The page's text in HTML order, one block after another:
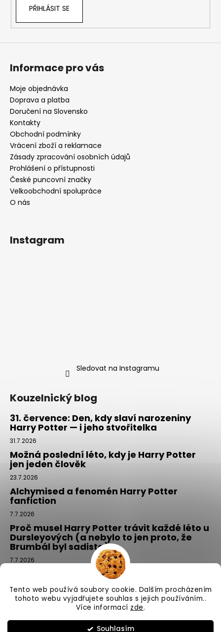
Tento web používá soubory cookie. Dalším procházením
tohoto webu vyjadřujete souhlas s jejich používáním..
Více informací zde.
Souhlasím
PŘIHLÁSIT SE
Informace pro vás
Moje objednávka
Doprava a platba
Doručení na Slovensko
Kontakty
Obchodní podmínky
Vrácení zboží a reklamace
Zásady zpracování osobních údajů
Prohlášení o přístupnosti
České puncovní značky
Velkoobchodní spolupráce
O nás
Instagram
Sledovat na Instagramu
Kouzelnický blog
31. července: Den, kdy slaví narozeniny
Harry Potter — i jeho stvořitelka
31.7.2026
Možná poslední léto, kdy je Harry Potter
jen jeden člověk
23.7.2026
Alchymised a fenomén Harry Potter
fanfiction
7.7.2026
Proč musel Harry Potter trávit každé léto u
Dursleyových (a nebylo to jen proto, že
Brumbál byl sadista)
7.7.2026
Tajemný balíček z Příčné ulice: kouzlo,
které si vyberete tím, že si ho NEvyberete
1.7.2026
Vytvořil Shoptet